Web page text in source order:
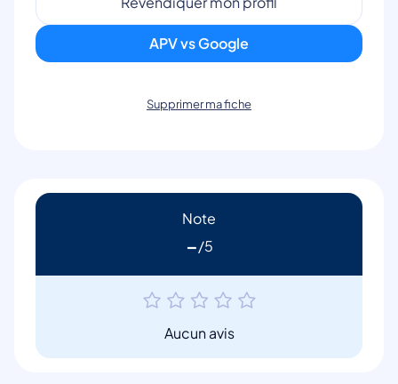
APV vs Google
Supprimer ma fiche
Note
-
Aucun avis